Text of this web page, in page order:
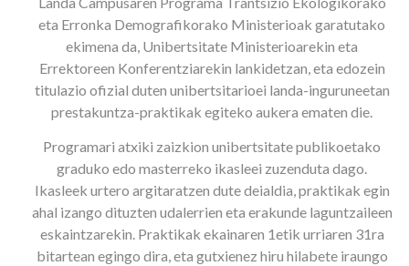
eta Erronka Demografikorako Ministerioak garatutako
ekimena da, Unibertsitate Ministerioarekin eta
Errektoreen Konferentziarekin lankidetzan, eta edozein
titulazio ofizial duten unibertsitarioei landa-inguruneetan
prestakuntza-praktikak egiteko aukera ematen die.
Programari atxiki zaizkion unibertsitate publikoetako
graduko edo masterreko ikasleei zuzenduta dago.
Ikasleek urtero argitaratzen dute deialdia, praktikak egin
ahal izango dituzten udalerrien eta erakunde laguntzaileen
eskaintzarekin. Praktikak ekainaren 1etik urriaren 31ra
bitartean egingo dira, eta gutxienez hiru hilabete iraungo